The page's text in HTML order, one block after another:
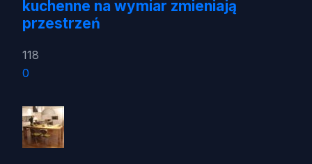
kuchenne na wymiar zmieniają
przestrzeń
118
0